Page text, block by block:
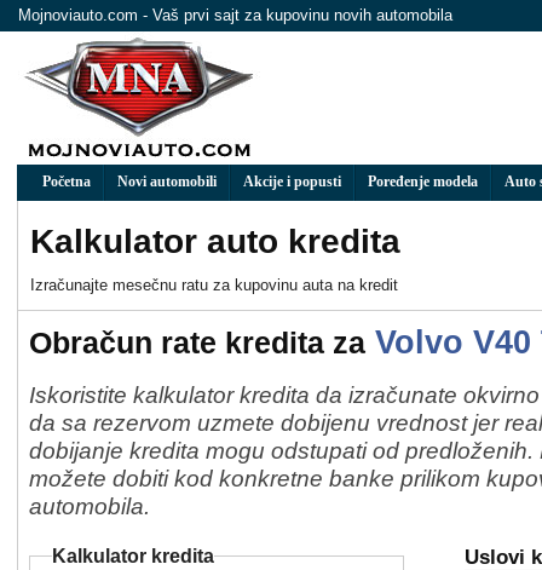
Mojnoviauto.com - Vaš prvi sajt za kupovinu novih automobila
Početna Novi automobili Akcije i popusti Poređenje modela Auto
Kalkulator auto kredita
Izračunaјte mesečnu ratu za kupovinu auta na kredit
Obračun rate kredita za Volvo V40
Iskoristite kalkulator kredita da izračunate
da sa rezervom uzmete dobijenu vrednost jer
dobijanje kredita mogu odstupati od
možete dobiti kod konkretne banke prilikom
automobila.
Kalkulator kredita Uslovi